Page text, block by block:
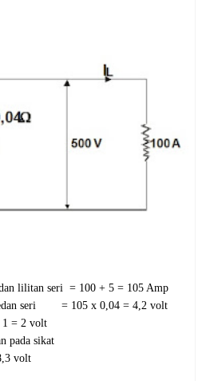
lilitan seri = 100 + 5 = 105 Amp
seri = 105 x 0,04 = 4,2 volt
1 = 2 volt
pada sikat
volt